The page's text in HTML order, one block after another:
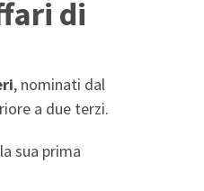
di
, nominati dal
a due terzi.
sua prima